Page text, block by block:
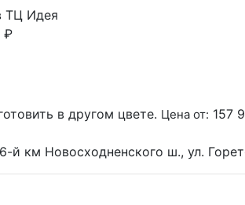
ТЦ Идея
₽
в другом цвете. Цена от: 157
й км Новосходненского ш., ул.